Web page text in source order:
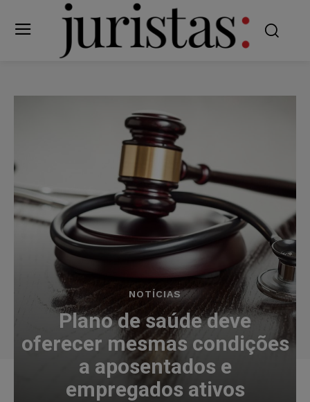
NOTÍCIAS
Plano de saúde deve
oferecer mesmas condições
a aposentados e
empregados ativos